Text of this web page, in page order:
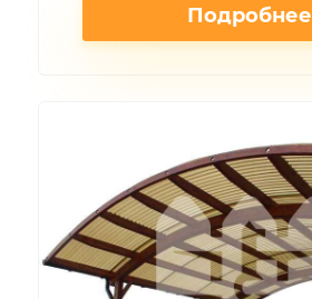
Подробнее